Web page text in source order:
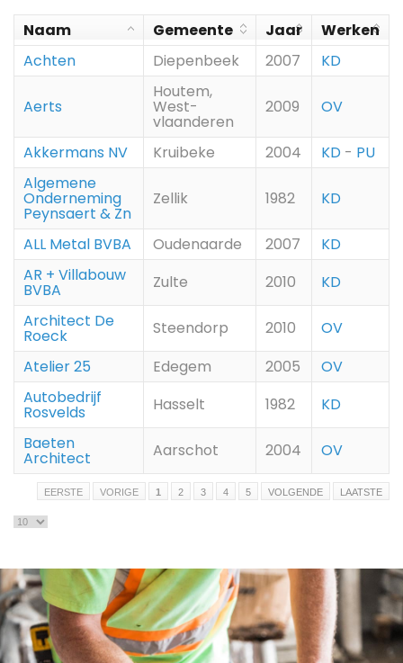
Naam Gemeente Jaar
Werken
Achten
Diepenbeek 2007 KD
Aerts
Houtem,
West-
vlaanderen
2009 OV
Akkermans NV Kruibeke 2004 KD - PU
Algemene
Onderneming
Peynsaert & Zn
Zellik 1982 KD
ALL Metal BVBA Oudenaarde 2007
KD
AR + Villabouw
BVBA Zulte 2010
KD
Architect De
Roeck Steendorp 2010
OV
Atelier 25
Edegem 2005
OV
Autobedrijf
Rosvelds Hasselt 1982
KD
Baeten
Architect Aarschot 2004 OV
EERSTE VORIGE 1 2 3 4 5 VOLGENDE LAATSTE